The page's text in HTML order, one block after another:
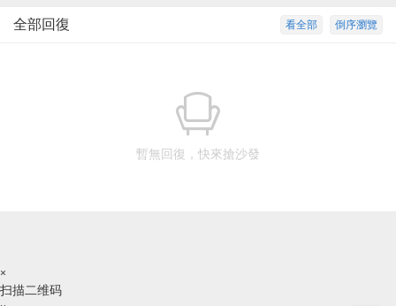
倒序瀏覽
看全部
全部回復
暫無回復，快來搶沙發
×
扫描二维码